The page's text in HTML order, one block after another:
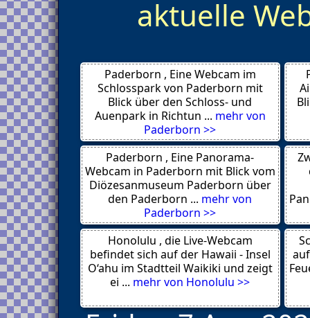
Stuttgart
Stühlingen 79780
St. Georgen 78112
Schwäbisch Gmünd
Schramberg 78713
Schopfheim 79650
Schönwald / Schwarzwald 78141
Schönwald
Schönenberg (79677)
Schonach 78136
Schluchsee
SCHLIFFKOPF 72270 (
Baiersbronn )
Schiltach / Schwarzwald
Reutlingen
Insel Reichenau
Ravensburg
Plochingen
Pfullingen
Pforzheim
Oehringen
Oberstenfeld
Oberndorf am Neckar
aktuelle
Paderborn , Eine Webcam im
Schlosspark von Paderborn mit
Blick über den Schloss- und
Auenpark in Richtun ... mehr von
Paderborn >>
Paderborn , Eine Panorama-
Webcam in Paderborn mit Blick vom
Diözesanmuseum Paderborn über
den Paderborn ... mehr von
Paderborn >>
Honolulu , die Live-Webcam
befindet sich auf der Hawaii - Insel
O‘ahu im Stadtteil Waikiki und zeigt
ei ... mehr von Honolulu >>